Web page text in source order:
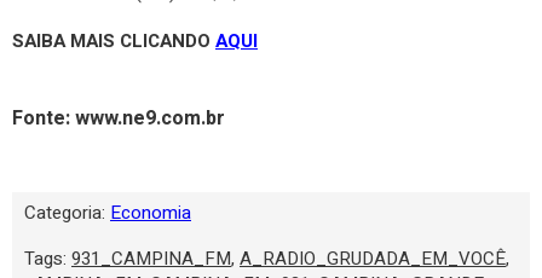
SAIBA MAIS CLICANDO AQUI
Fonte: www.ne9.com.br
Categoria: Economia
Tags: 931_CAMPINA_FM, A_RADIO_GRUDADA_EM_VOCÊ,